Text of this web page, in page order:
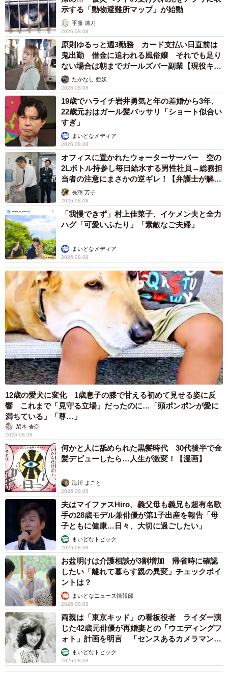
これから出産を迎える人や子育て中の人へのメッセージを
尋ねると、KANAさんはこう語ってくれました。
「赤ちゃんは顔も表情も本当にどんどん変わっていきま
す。成長のスピードに驚かされることも多いですが、その
変化を写真や日記で残すと、振り返ったときにとても楽し
いです」
示する「動物避難所マップ」が始動
平藤 清刀
2026.08.08
原則ゆるっと週3勤務 カード支払い日直前は
鬼出勤 借金に追われる風俗嬢 それでも足り
ない場合は朝までガールズバー副業【現役キャ
ストに取材】
たかなし 亜妖
2026.08.08
19歳でハライチ岩井勇気と年の差婚から3年、
22歳元おはガール髪バッサリ「ショート似合い
すぎ」
まいどなメディア
2026.08.08
オフィスに置かれたウォーターサーバー 空の
2Lボトル持参し毎日給水する男性社員→総務担
当者の注意にまさかの逆ギレ！【弁護士が解
説】長澤 芳子
2026.08.08
「我慢できず」村上佳菜子、イケメン夫と全力
ハグ「可愛いふたり」「素敵なご夫婦」
まいどなメディア
2026.08.08
12歳の愛犬に変化 1歳息子の膝で甘える初めて見せる姿に反
響 これまで「見守る立場」だったのに…「頭ポンポンが愛に
満ちている」「尊…」
梨木 香奈
2026.08.08
何かと人に舐められた黒髪時代 30代後半で金
髪デビューしたら…人生が激変！【漫画】
海川 まこと
2026.08.08
夫はマイファスHiro、義父母も義兄も超有名歌
手の28歳モデル兼俳優が第1子出産を報告「母
子ともに健康…日々、大切に過ごしたい」
まいどなトピック
2026.08.08
お盆明けは介護相談が3割増加 帰省時に確認
したい「離れて暮らす親の異変」チェックポイ
ントは？
まいどなニュース情報部
2026.08.08
両親は「東京キッド」の看板役者 ライダー演
じた42歳元俳優が再婚妻との「ウエディングフ
ォト」計画を明言 「センスあるカメラマン求
む」まいどなトピック
2026.08.08